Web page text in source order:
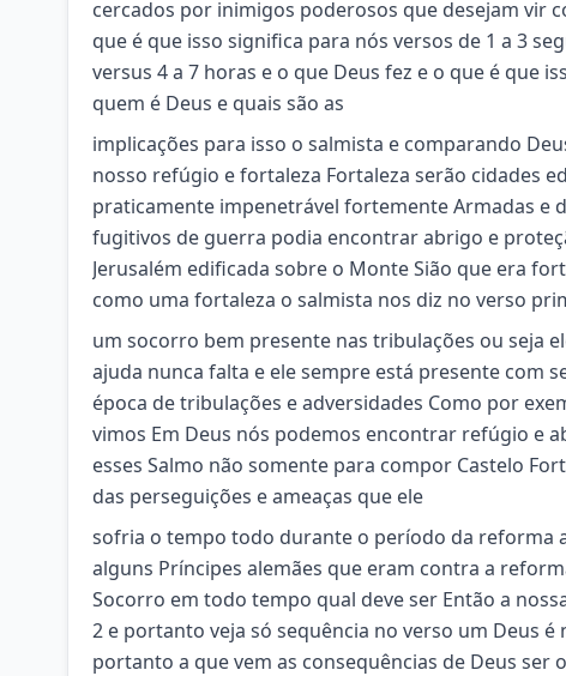
cercados por inimigos poderosos que desejam vir
que é que isso significa para nós versos de 1 a 3
versus 4 a 7 horas e o que Deus fez e o que é que
quem é Deus e quais são as
implicações para isso o salmista e comparando
nosso refúgio e fortaleza Fortaleza serão cidades
praticamente impenetrável fortemente Armadas e
fugitivos de guerra podia encontrar abrigo e
Jerusalém edificada sobre o Monte Sião que era
como uma fortaleza o salmista nos diz no verso
um socorro bem presente nas tribulações ou seja
ajuda nunca falta e ele sempre está presente com
época de tribulações e adversidades Como por
vimos Em Deus nós podemos encontrar refúgio e
esses Salmo não somente para compor Castelo
das perseguições e ameaças que ele
sofria o tempo todo durante o período da reforma
alguns Príncipes alemães que eram contra a
Socorro em todo tempo qual deve ser Então a
2 e portanto veja só sequência no verso um Deus
portanto a que vem as consequências de Deus ser